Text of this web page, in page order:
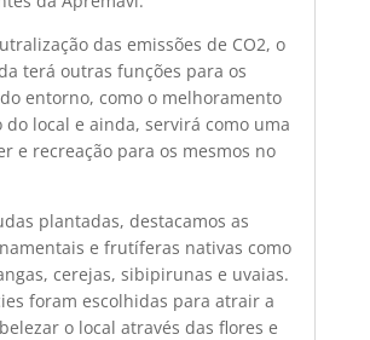
das emissões de CO2, o
terá outras funções para os
entorno, como o melhoramento
do local e ainda, servirá como uma
e recreação para os mesmos no
plantadas, destacamos as
e frutíferas nativas como
cerejas, sibipirunas e uvaias.
foram escolhidas para atrair a
o local através das flores e